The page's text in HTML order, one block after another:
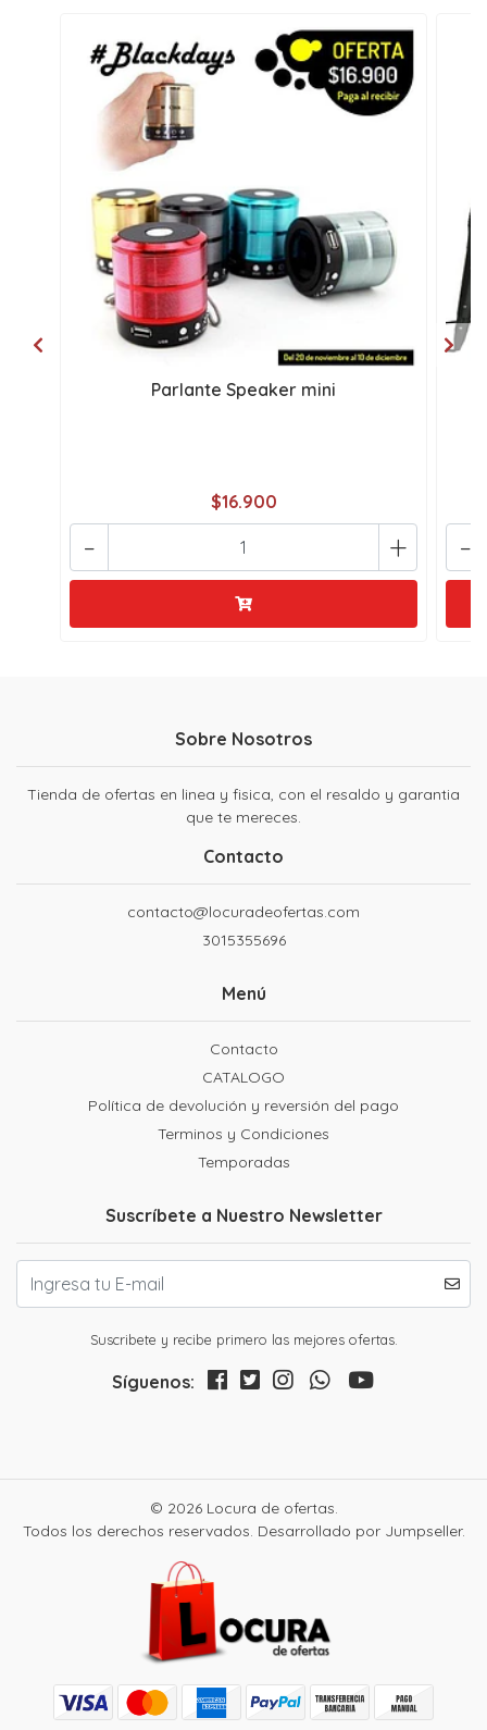
Parlante Speaker mini
$16.900
+
- -
Sobre Nosotros
Tienda de ofertas en linea y fisica, con el resaldo y garantia
que te mereces.
Contacto
contacto@locuradeofertas.com
3015355696
Menú
Contacto
CATALOGO
Política de devolución y reversión del pago
Terminos y Condiciones
Temporadas
Suscríbete a Nuestro Newsletter
Suscribete y recibe primero las mejores ofertas.
Síguenos:
© 2026 Locura de ofertas.
Todos los derechos reservados. Desarrollado por Jumpseller.